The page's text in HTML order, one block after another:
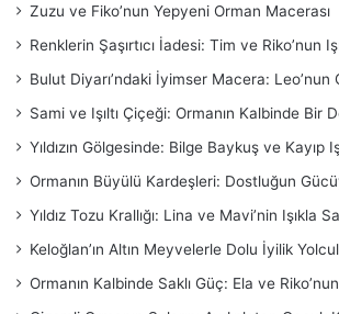
Zuzu ve Fiko’nun Yepyeni Orman Macerası
Renklerin Şaşırtıcı İadesi: Tim ve Riko’nun
Bulut Diyarı’ndaki İyimser Macera: Leo’nun
Sami ve Işıltı Çiçeği: Ormanın Kalbinde Bir
Yıldızın Gölgesinde: Bilge Baykuş ve Kayıp
Ormanın Büyülü Kardeşleri: Dostluğun
Yıldız Tozu Krallığı: Lina ve Mavi’nin Işıkla
Keloğlan’ın Altın Meyvelerle Dolu İyilik
Ormanın Kalbinde Saklı Güç: Ela ve